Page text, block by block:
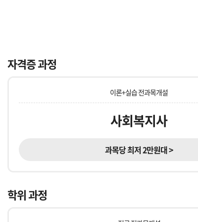
자격증 과정
이론+실습 전과목개설
사회복지사
과목당 최저 2만원대 >
학위 과정